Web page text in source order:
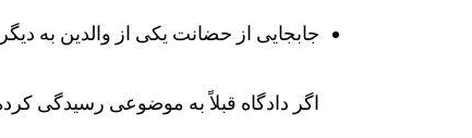
جابجایی از حضانت یکی از والدین به
اگر دادگاه قبلاً به موضوعی رسیدگی